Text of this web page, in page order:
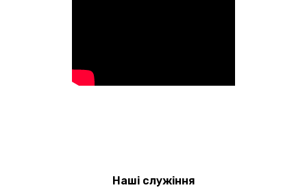
Наші служіння